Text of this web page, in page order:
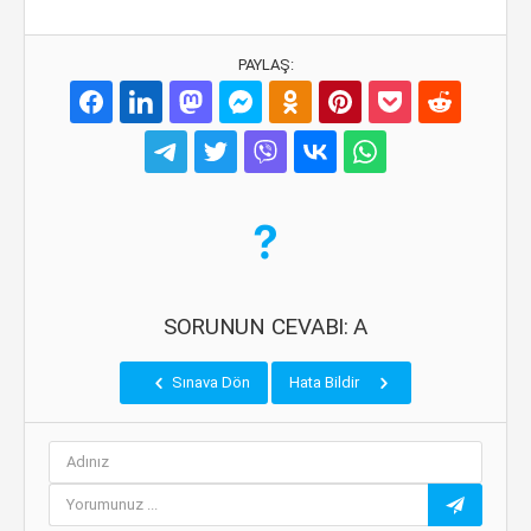
PAYLAŞ:
SORUNUN CEVABI: A
Sınava Dön Hata Bildir